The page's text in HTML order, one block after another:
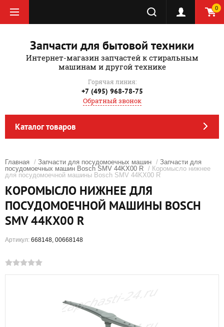
0
Запчасти для бытовой техники
Интернет-магазин запчастей к стиральным
машинам и другой технике
Горячая линия:
+7 (495) 968-78-75
Обратный звонок
Каталог товаров
Главная / Запчасти для посудомоечных машин / Запчасти для
посудомоечных машин Bosch SMV 44KX00 R / Коромысло нижнее
для посудомоечной машины Bosch SMV 44KX00 R
КОРОМЫСЛО НИЖНЕЕ ДЛЯ
ПОСУДОМОЕЧНОЙ МАШИНЫ BOSCH
SMV 44KX00 R
Артикул: 668148, 00668148